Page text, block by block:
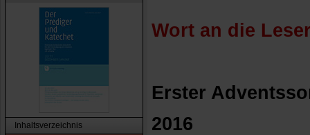
Inhaltsverzeichnis
Wort an die
Erster
2016